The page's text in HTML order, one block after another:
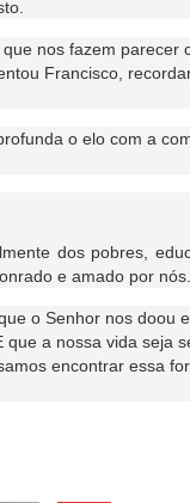
nos fazem parecer
Francisco,
o elo com a
dos pobres,
e amado por nós.
o Senhor nos doou
a nossa vida seja
encontrar essa